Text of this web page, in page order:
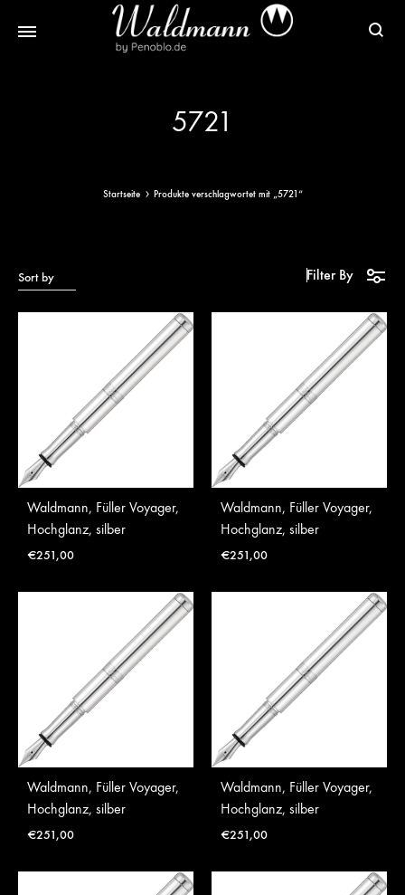
Sterlingsilber
5721
Startseite Produkte verschlagwortet mit „5721“
Sort by Filter By
Waldmann, Füller Voyager,
Hochglanz, silber
€251,00
Waldmann, Füller Voyager,
Hochglanz, silber
€251,00
Waldmann, Füller Voyager,
Hochglanz, silber
€251,00
Waldmann, Füller Voyager,
Hochglanz, silber
€251,00